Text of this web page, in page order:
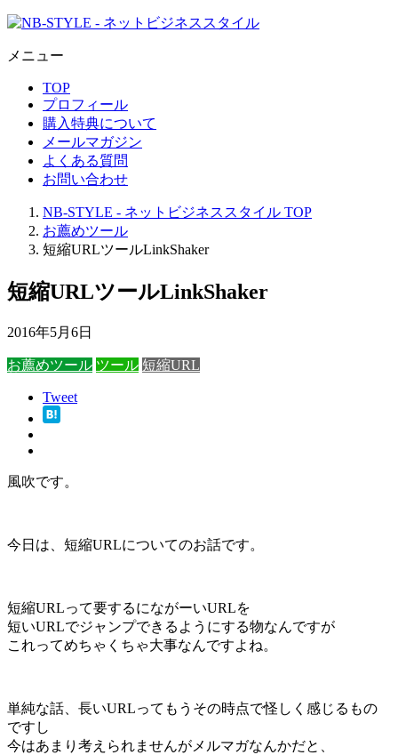
メニュー
TOP
プロフィール
購入特典について
メールマガジン
よくある質問
お問い合わせ
NB-STYLE - ネットビジネススタイル TOP
お薦めツール
短縮URLツールLinkShaker
短縮URLツールLinkShaker
2016年5月6日
お薦めツール ツール 短縮URL
Tweet
風吹です。
今日は、短縮URLについてのお話です。
短縮URLって要するにながーいURLを
短いURLでジャンプできるようにする物なんですが
これってめちゃくちゃ大事なんですよね。
単純な話、長いURLってもうその時点で怪しく感じるもの
ですし
今はあまり考えられませんがメルマガなんかだと、